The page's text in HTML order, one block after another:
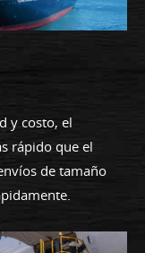
y costo, el
rápido que el
de tamaño